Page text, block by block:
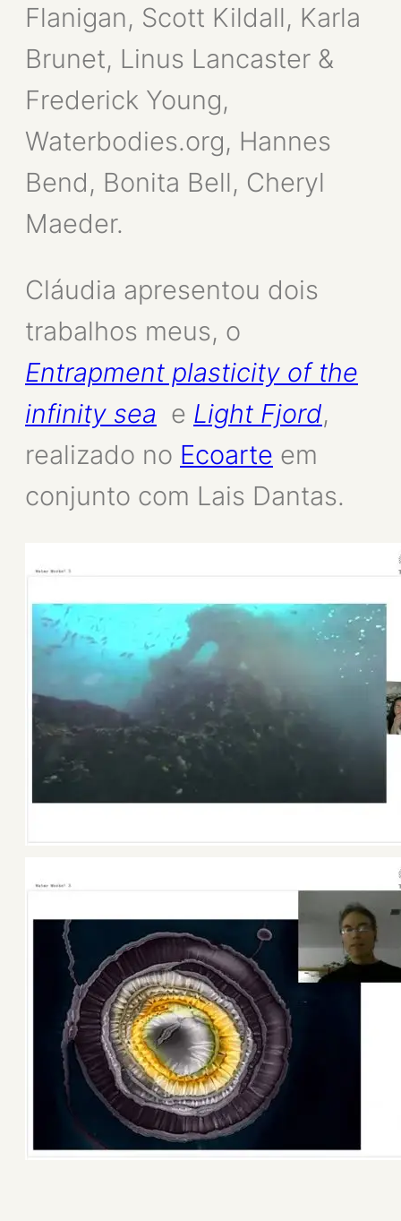
Flanigan, Scott Kildall, Karla
Brunet, Linus Lancaster &
Frederick Young,
Waterbodies.org, Hannes
Bend, Bonita Bell, Cheryl
Maeder.
Cláudia apresentou dois
trabalhos meus, o
Entrapment plasticity of the
infinity sea e Light Fjord,
realizado no Ecoarte em
conjunto com Lais Dantas.